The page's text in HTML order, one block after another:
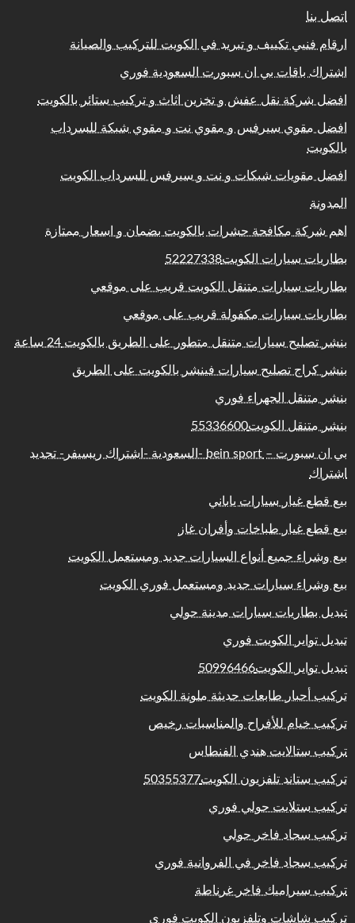
اتصل بنا
ارقام فنيي تكييف و تبريد في الكويت للتركيب والصيانة
اشتراك باقات بي ان سبورت السعودية فوري
افضل شركة نقل عفش و تخزين اثاث و تركيب ستائر بالكويت
افضل مقوي سيرفس و مقوي نت و مقوي شبكة للسرداب
بالكويت
افضل مقويات شبكات و نت و سيرفس للسرداب الكويت
المدونة
اهم شركة مكافحة حشرات بالكويت بضمان و اسعار ممتازة
بطاريات سيارات الكويت52227338
بطاريات سيارات متنقل الكويت قريب على موقعي
بطاريات سيارات مكفولة قريب على موقعي
بنشر تصليح سيارات متنقل متطور على الطريق بالكويت 24 ساعة
بنشر كراج تصليح سيارات فينشر بالكويت على الطريق
بنشر متنقل الجهراء فوري
بنشر متنقل الكويت55336600
بي ان سبورت – bein sport -السعودية -اشتراك ريسيفر- تجديد
اشتراك
بيع قطع غيار سيارات ياباني
بيع قطع غيار طباخات وأفران غاز
بيع وشراء جميع أنواع السيارات جديد ومستعمل الكويت
بيع وشراء سيارات جديد ومستعمل فوري الكويت
تبديل بطاريات سيارات مدينة حولي
تبديل تواير الكويت فوري
تبديل تواير الكويت50996466
تركيب أحبار طابعات حديثة ملونة الكويت
تركيب خيام للأفراح والمناسبات رخيص
تركيب ستالايت هندي الفنطاس
تركيب ستاند تلفزيون الكويت50355377
تركيب ستلايت حولي فوري
تركيب سجاد فاخر حولي
تركيب سجاد فاخر في الفروانية فوري
تركيب سيراميك فاخر غرناطة
تركيب شاشات وتلفزيون الكويت فوري